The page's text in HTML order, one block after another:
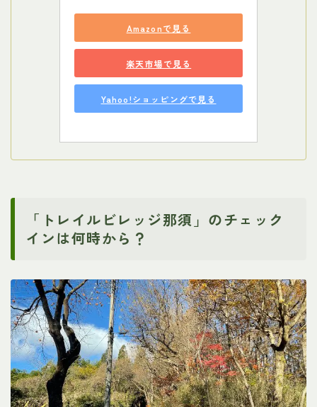
Amazonで見る
楽天市場で見る
Yahoo!ショッピングで見る
「トレイルビレッジ那須」のチェック
インは何時から？